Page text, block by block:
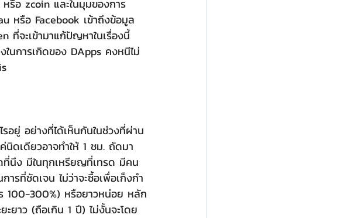
รือ zcoin และในมุมของการ
หรือ Facebook เข้าถึงข้อมูล
ที่จะเข้ามาแก้ปัญหาในเรื่องนี้
นการเกิดของ DApps คงหนีไม่
ดเดียวอาจทำให้ 1 ชม. ถัดมา
ที่นึง มีในทุกเหรียญที่เทรด มีคน
ารที่ชัดเจน ไม่ว่าจะซื้อเพื่อเก็งกำ
100-300%) หรือยาวหน่อย หลัก
ยาว (ถือเกิน 1 ปี) ไม่งั้นจะโดย